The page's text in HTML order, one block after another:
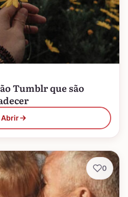
Tumblr que são
Abrir
0